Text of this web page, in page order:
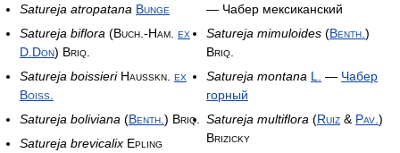
Satureja atropatana Bunge
Satureja biflora (Buch.-Ham. ex
D.Don) Briq.
Satureja boissieri Hausskn. ex
Boiss.
Satureja boliviana (Benth. ) Briq.
Satureja brevicalix Epling
— Чабер мексиканский
Satureja mimuloides (Benth. )
Briq.
Satureja montana L. — Чабер
горный
Satureja multiflora (Ruiz & Pav. )
Brizicky